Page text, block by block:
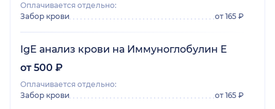
Оплачивается отдельно:
Забор крови
от 165 ₽
IgE анализ крови на Иммуноглобулин Е
от 500 ₽
Оплачивается отдельно:
Забор крови
от 165 ₽